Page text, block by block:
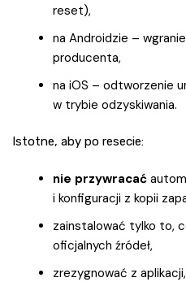
reset),
na Androidzie –
producenta,
na iOS – odtworzenie
w trybie odzyskiwania.
Istotne, aby po resecie:
nie przywracać
i konfiguracji z kopii
zainstalować tylko to,
oficjalnych źródeł,
zrezygnować z